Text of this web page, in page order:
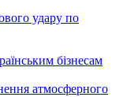
удару по
бізнесам
атмосферного